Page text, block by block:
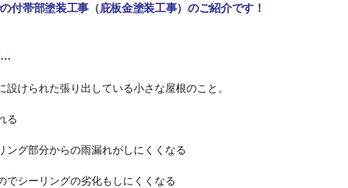
付帯部塗装工事（庇板金塗装工事）のご紹介です！
…
設けられた張り出している小さな屋根のこと。
る
ング部分からの雨漏れがしにくくなる
でシーリングの劣化もしにくくなる